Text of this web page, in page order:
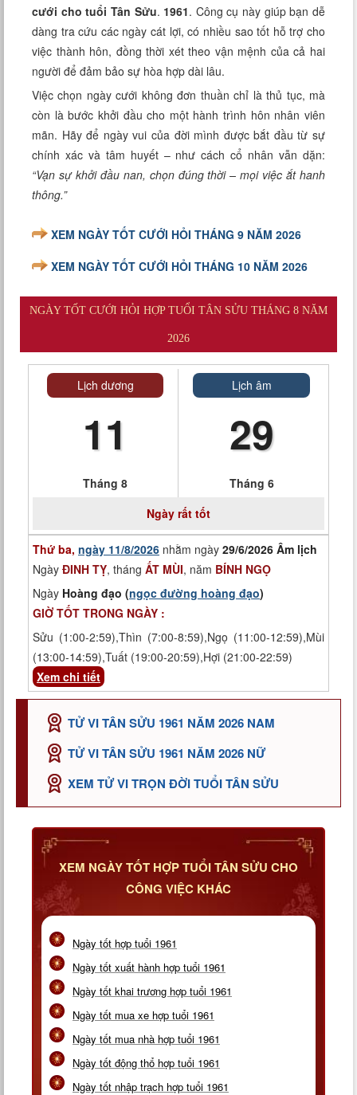
cưới cho tuổi Tân Sửu. 1961. Công cụ này giúp bạn dễ
dàng tra cứu các ngày cát lợi, có nhiều sao tốt hỗ trợ cho
việc thành hôn, đồng thời xét theo vận mệnh của cả hai
người để đảm bảo sự hòa hợp dài lâu.
Việc chọn ngày cưới không đơn thuần chỉ là thủ tục, mà
còn là bước khởi đầu cho một hành trình hôn nhân viên
mãn. Hãy để ngày vui của đời mình được bắt đầu từ sự
chính xác và tâm huyết – như cách cổ nhân vẫn dặn:
“Vạn sự khởi đầu nan, chọn đúng thời – mọi việc ắt hanh
thông.”
XEM NGÀY TỐT CƯỚI HỎI THÁNG 9 NĂM 2026
XEM NGÀY TỐT CƯỚI HỎI THÁNG 10 NĂM 2026
NGÀY TỐT CƯỚI HỎI HỢP TUỔI TÂN SỬU THÁNG 8 NĂM
2026
Lịch dương
11
Tháng 8
Lịch âm
29
Tháng 6
Ngày rất tốt
Thứ ba, ngày 11/8/2026 nhằm ngày 29/6/2026 Âm lịch
Ngày ĐINH TỴ, tháng ẤT MÙI, năm BÍNH NGỌ
Ngày Hoàng đạo (ngọc đường hoàng đạo)
GIỜ TỐT TRONG NGÀY :
Sửu (1:00-2:59),Thìn (7:00-8:59),Ngọ (11:00-12:59),Mùi
(13:00-14:59),Tuất (19:00-20:59),Hợi (21:00-22:59)
Xem chi tiết
TỬ VI TÂN SỬU 1961 NĂM 2026 NAM
TỬ VI TÂN SỬU 1961 NĂM 2026 NỮ
XEM TỬ VI TRỌN ĐỜI TUỔI TÂN SỬU
XEM NGÀY TỐT HỢP TUỔI TÂN SỬU CHO
CÔNG VIỆC KHÁC
Ngày tốt hợp tuổi 1961
Ngày tốt xuất hành hợp tuổi 1961
Ngày tốt khai trương hợp tuổi 1961
Ngày tốt mua xe hợp tuổi 1961
Ngày tốt mua nhà hợp tuổi 1961
Ngày tốt động thổ hợp tuổi 1961
Ngày tốt nhập trạch hợp tuổi 1961